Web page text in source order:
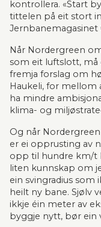
kontrollera. «Start
tittelen på eit stort
Jernbanemagasinet
Når Nordergreen
som eit luftslott, må
fremja forslag om
Haukeli, for mellom
ha mindre
klima- og
Og når
er ei opprusting av
opp til hundre km/t
liten kunnskap om
ein svingradius som
heilt ny bane. Sjølv
ikkje éin meter av
byggje nytt, bør ein